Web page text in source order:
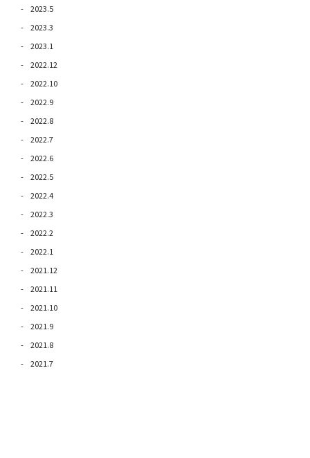
2023.5
2023.3
2023.1
2022.12
2022.10
2022.9
2022.8
2022.7
2022.6
2022.5
2022.4
2022.3
2022.2
2022.1
2021.12
2021.11
2021.10
2021.9
2021.8
2021.7